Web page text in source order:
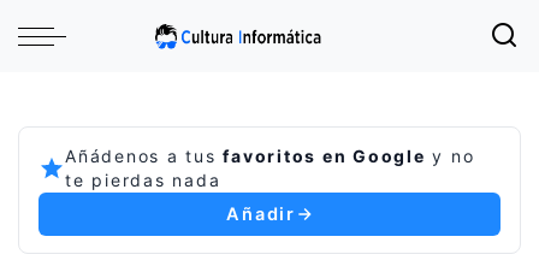
Añádenos a tusfavoritos en Google y no
te pierdas nada
Añadir